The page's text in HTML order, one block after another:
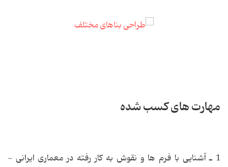
مهارت های کسب شده
1 ـ آشنایی با فرم ها و نقوش به کار رفته در معماری ایرانی -